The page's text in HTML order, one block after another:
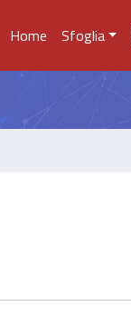
Home Sfoglia